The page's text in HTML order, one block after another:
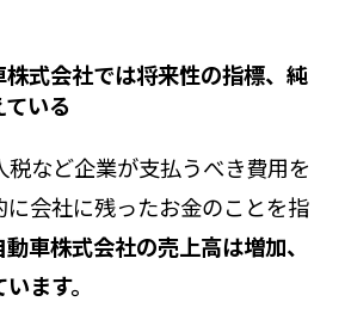
株式会社では将来性の指標、純
いる
など企業が支払うべき費用を
に会社に残ったお金のことを指
車株式会社の売上高は増加、
ます。